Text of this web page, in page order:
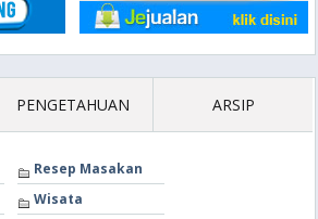
PENGETAHUAN ARSIP
Resep Masakan
Wisata